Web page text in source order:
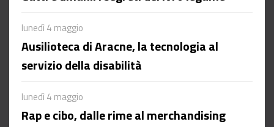
lunedì 4 maggio
Ausilioteca di Aracne, la tecnologia al
servizio della disabilità
lunedì 4 maggio
Rap e cibo, dalle rime al merchandising